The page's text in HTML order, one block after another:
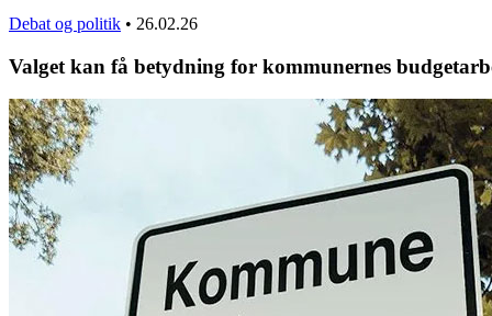
Debat og politik • 26.02.26
Valget kan få betydning for kommunernes